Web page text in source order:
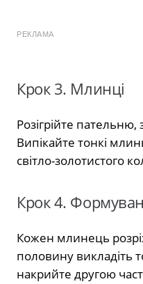
РЕКЛАМА
Крок 3. Млинці
Розігрійте пательню,
Випікайте тонкі
світло-золотистого
Крок 4.
Кожен млинець
половину викладіть
накрийте другою